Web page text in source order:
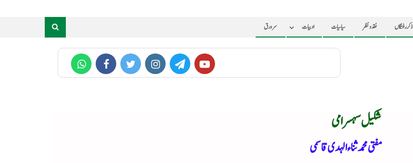
سرورق ادبیات سیاسیات نقد ونظر ذکر رفتگاں
شکیل سہسرامی
مفتی محمد ثناء الہدی قاسمی